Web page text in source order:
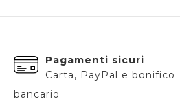
Pagamenti sicuri
Carta, PayPal e bonifico
bancario